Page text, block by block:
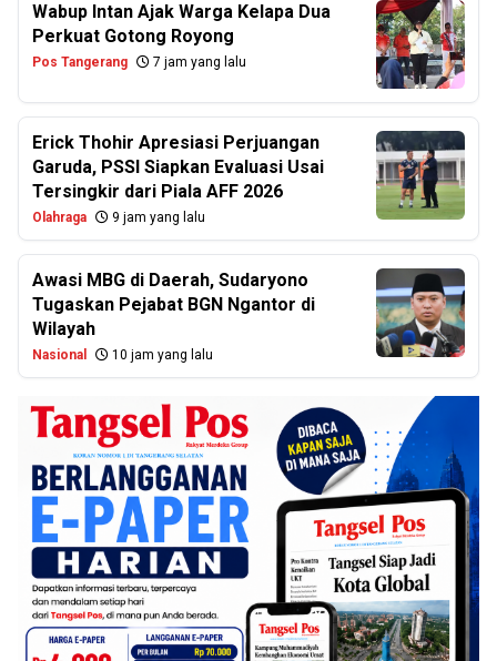
Wabup Intan Ajak Warga Kelapa Dua
Perkuat Gotong Royong
Pos Tangerang 7 jam yang lalu
Erick Thohir Apresiasi Perjuangan
Garuda, PSSI Siapkan Evaluasi Usai
Tersingkir dari Piala AFF 2026
Olahraga 9 jam yang lalu
Awasi MBG di Daerah, Sudaryono
Tugaskan Pejabat BGN Ngantor di
Wilayah
Nasional 10 jam yang lalu